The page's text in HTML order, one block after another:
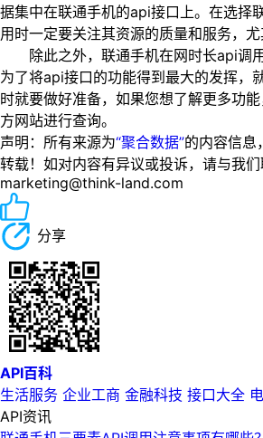
据集中在联通手机的api接口上。在选择
用时一定要关注其资源的质量和服务，尤
除此之外，联通手机在网时长api调用
为了将api接口的功能得到最大的发挥，
时就要做好准备，如果您想了解更多功
方网站进行查询。
声明：所有来源为“聚合数据”的内容信息
转载！如对内容有异议或投诉，请与我们
marketing@think-land.com
分享
API百科
生活服务 企业工商 金融科技 接口大全
API资讯